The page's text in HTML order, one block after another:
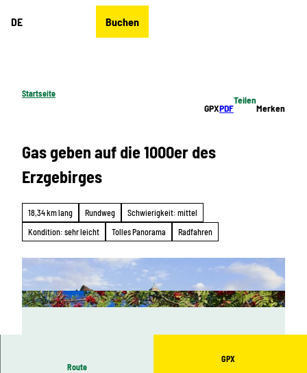
DE Buchen
Startseite
GPXPDF
Teilen
Merken
Gas geben auf die 1000er des
Erzgebirges
18,34 km lang Rundweg
Schwierigkeit: mittel
Kondition: sehr leicht
Tolles Panorama Radfahren
Route
GPX